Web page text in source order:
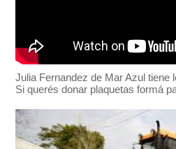
Julia Fernandez de Mar Azul tiene
Si querés donar plaquetas formá